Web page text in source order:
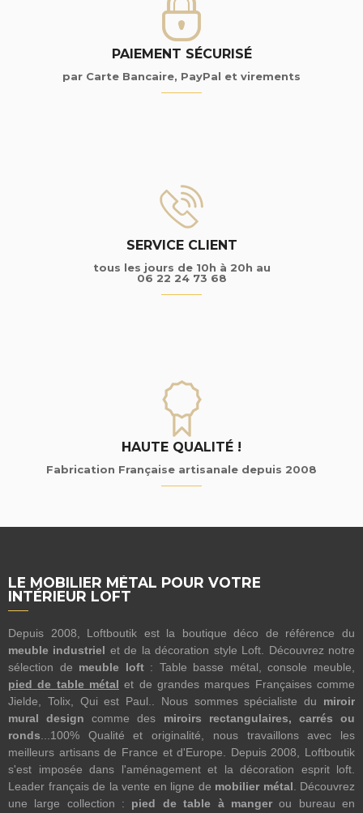
PAIEMENT SÉCURISÉ
par Carte Bancaire, PayPal et virements
SERVICE CLIENT
tous les jours de 10h à 20h au
06 22 24 73 68
HAUTE QUALITÉ !
Fabrication Française artisanale depuis 2008
LE MOBILIER MÉTAL POUR VOTRE
INTÉRIEUR LOFT
Depuis 2008, Loftboutik est la boutique déco de référence du
meuble industriel et de la décoration style Loft. Découvrez notre
sélection de meuble loft: Table basse métal, console meuble,
pied de table métal et de grandes marques Françaises comme
Jielde, Tolix, Qui est Paul.. Nous sommes spécialiste du miroir
mural design comme des miroirs rectangulaires, carrés ou
ronds ...100% Qualité et originalité, nous travaillons avec les
meilleurs artisans de France et d'Europe. Depuis 2008, Loftboutik
s'est imposée dans l'aménagement et la décoration esprit loft.
Leader français de la vente en ligne de mobilier métal . Découvrez
une large collection : pied de table à mangerou bureau en